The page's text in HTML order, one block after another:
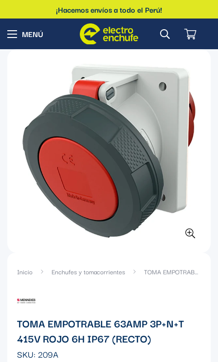
¡Hacemos envíos a todo el Perú!
Inicio Enchufes y tomacorrientes TOMA EMPOTRABLE 63AMP 3P+N+T 415V ROJO 6H IP67 (RECTO)
TOMA EMPOTRABLE 63AMP 3P+N+T
415V ROJO 6H IP67 (RECTO)
SKU: 209A